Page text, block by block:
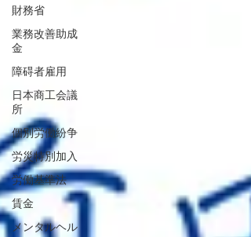
財務省
業務改善助成
金
障碍者雇用
日本商工会議
所
個別労働紛争
労災特別加入
労働基準法
賃金
メンタルヘル